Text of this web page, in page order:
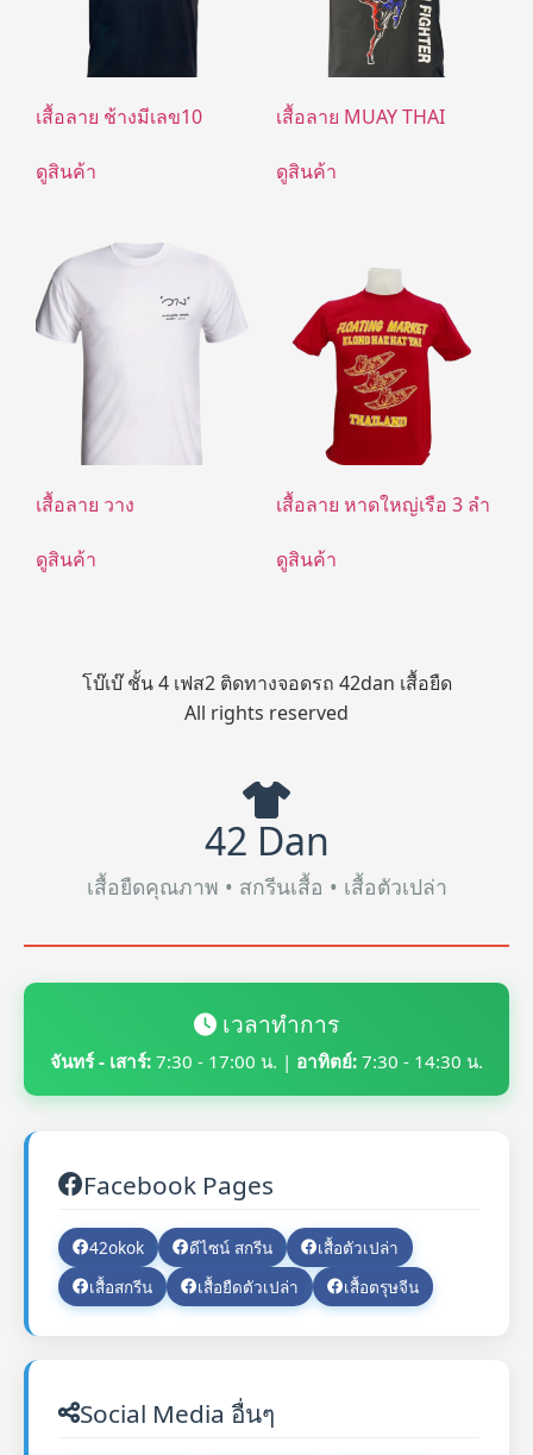
เสื้อลาย ช้างมีเลข10
ดูสินค้า
เสื้อลาย MUAY THAI
ดูสินค้า
เสื้อลาย วาง
ดูสินค้า
เสื้อลาย หาดใหญ่เรือ 3 ลำ
ดูสินค้า
โบ๊เบ๊ ชั้น 4 เฟส2 ติดทางจอดรถ 42dan เสื้อยืด
All rights reserved
42 Dan
เสื้อยืดคุณภาพ • สกรีนเสื้อ • เสื้อตัวเปล่า
เวลาทำการ
จันทร์ - เสาร์: 7:30 - 17:00 น. | อาทิตย์: 7:30 - 14:30 น.
Facebook Pages
42okok ดีไซน์ สกรีน
เสื้อตัวเปล่า
เสื้อสกรีน
เสื้อยืดตัวเปล่า เสื้อตรุษจีน
Social Media อื่นๆ